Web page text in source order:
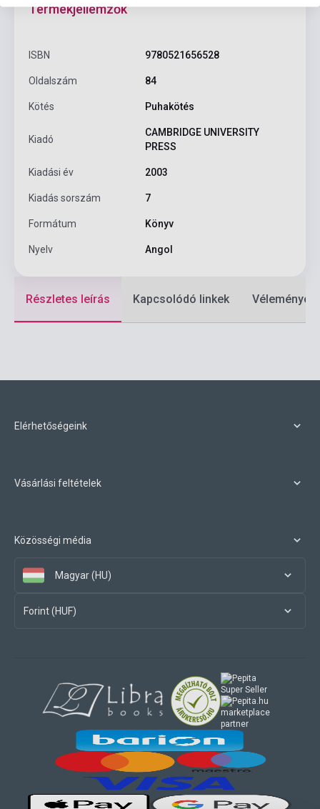
Termékjellemzők
ISBN 9780521656528
Oldalszám 84
Kötés Puhakötés
Kiadó
CAMBRIDGE UNIVERSITY
PRESS
Kiadási év 2003
Kiadás sorszám 7
Formátum Könyv
Nyelv Angol
Részletes leírás Kapcsolódó linkek Vélemények
Elérhetőségeink
Vásárlási feltételek
Közösségi média
Magyar (HU)
Forint (HUF)
marketplace
partner